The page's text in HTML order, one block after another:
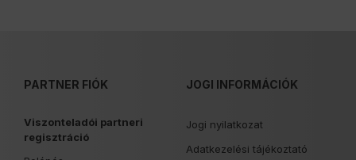
A WDYK termékkínálata széles körű, különböző igényeket
Okos miniatűr megszakítók (MCB-k)
lehetővé teszik az elektromos áramkörök távoli be- és
PARTNER FIÓK
Viszonteladói partneri
regisztráció
JOGI INFORMÁCIÓK
Jogi nyilatkozat
Adatkezelési tájékoztató